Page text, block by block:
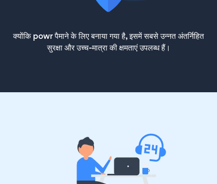
क्योंकि powr पैमाने के लिए बनाया गया है, इसमें सबसे उन्नत अंतर्निहित
सुरक्षा और उच्च-मात्रा की क्षमताएं उपलब्ध हैं।